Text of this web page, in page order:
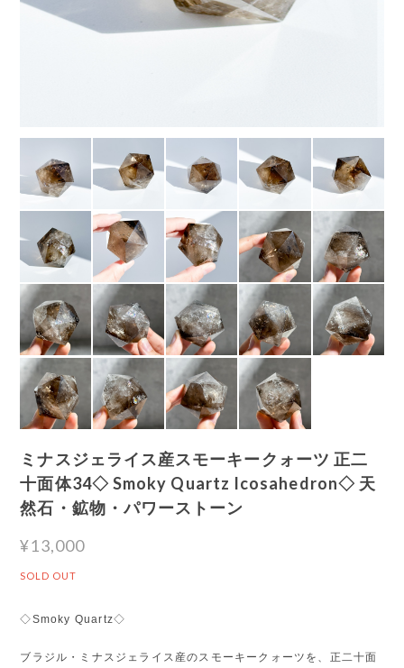
ミナスジェライス産スモーキークォーツ 正二
十面体34◇ Smoky Quartz Icosahedron◇ 天
然石・鉱物・パワーストーン
¥13,000
SOLD OUT
◇Smoky Quartz◇
ブラジル・ミナスジェライス産のスモーキークォーツを、正二十面